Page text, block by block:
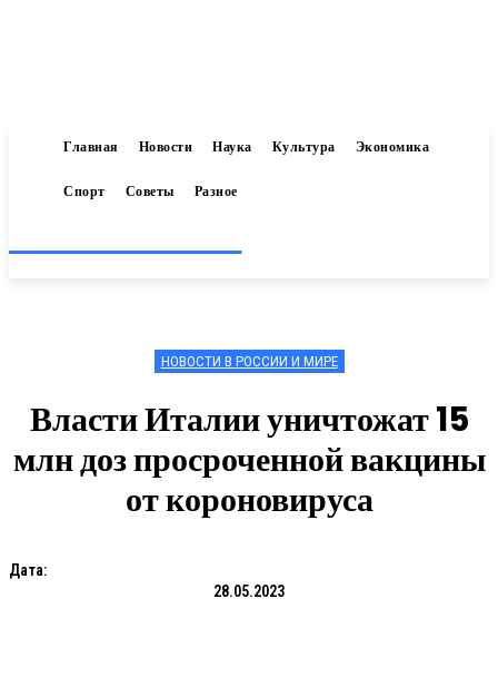
Главная Новости Наука Культура Экономика
Спорт Советы Разное
НОВОСТИ В РОССИИ И МИРЕ
Власти Италии уничтожат 15
млн доз просроченной вакцины
от короновируса
Дата:
28.05.2023